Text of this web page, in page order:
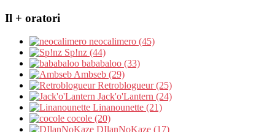
Il + oratori
neocalimero (45)
Sp!nz (44)
bababaloo (33)
Ambseb (29)
Retroblogueur (25)
Jack'o'Lantern (24)
Linanounette (21)
cocole (20)
DIlanNoKaze (17)